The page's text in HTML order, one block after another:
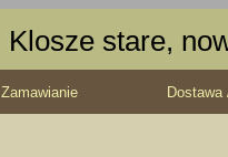
Klosze stare,
Zamawianie